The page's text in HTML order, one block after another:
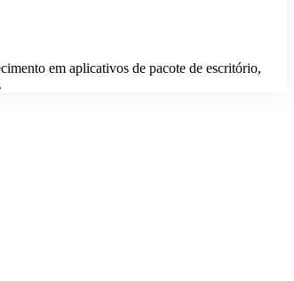
em aplicativos de pacote de escritório,